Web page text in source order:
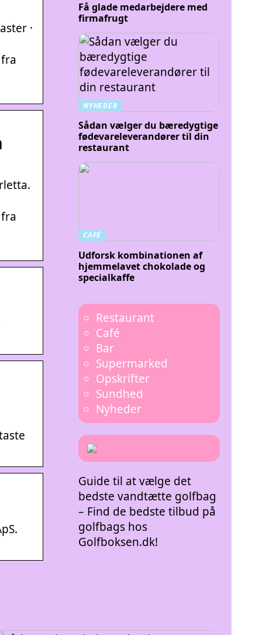
·
Få glade medarbejdere med
firmafrugt
NYHEDER
Sådan vælger du bæredygtige
fødevareleverandører til din
restaurant
CAFÉ
Udforsk kombinationen af
hjemmelavet chokolade og
specialkaffe
Restaurant
Café
Bar
Supermarked
Opskrifter
Sundhed
Nyheder
Guide til at vælge det
bedste vandtætte golfbag
– Find de bedste tilbud på
golfbags hos
Golfboksen.dk!